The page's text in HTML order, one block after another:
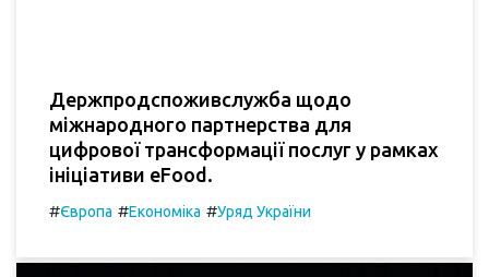
Держпродспоживслужба щодо
міжнародного партнерства для
цифрової трансформації послуг у рамках
ініціативи eFood.
#Європа #Економіка #Уряд України